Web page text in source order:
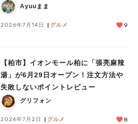
WORKS」がオープン
Ayuuまま
2026年7月14日 グルメ 9
【柏市】イオンモール柏に「張亮麻辣
湯」が6月29日オープン！注文方法や
失敗しないポイントレビュー
グリフォン
2026年7月2日 グルメ 8